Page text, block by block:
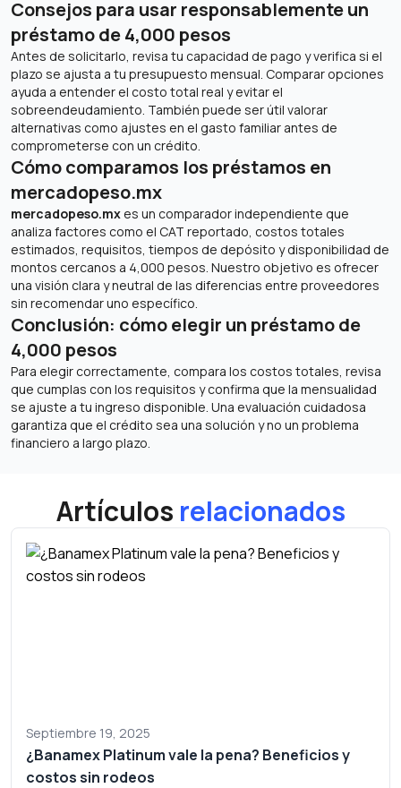
Consejos para usar responsablemente un
préstamo de 4,000 pesos
Antes de solicitarlo, revisa tu capacidad de pago y verifica si el
plazo se ajusta a tu presupuesto mensual. Comparar opciones
ayuda a entender el costo total real y evitar el
sobreendeudamiento. También puede ser útil valorar
alternativas como ajustes en el gasto familiar antes de
comprometerse con un crédito.
Cómo comparamos los préstamos en
mercadopeso.mx
mercadopeso.mx es un comparador independiente que
analiza factores como el CAT reportado, costos totales
estimados, requisitos, tiempos de depósito y disponibilidad de
montos cercanos a 4,000 pesos. Nuestro objetivo es ofrecer
una visión clara y neutral de las diferencias entre proveedores
sin recomendar uno específico.
Conclusión: cómo elegir un préstamo de
4,000 pesos
Para elegir correctamente, compara los costos totales, revisa
que cumplas con los requisitos y confirma que la mensualidad
se ajuste a tu ingreso disponible. Una evaluación cuidadosa
garantiza que el crédito sea una solución y no un problema
financiero a largo plazo.
Artículos relacionados
Septiembre 19, 2025
¿Banamex Platinum vale la pena? Beneficios y
costos sin rodeos